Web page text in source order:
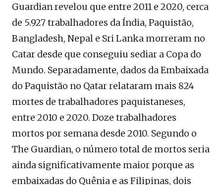
Guardian revelou que entre 2011 e 2020, cerca
de 5.927 trabalhadores da Índia, Paquistão,
Bangladesh, Nepal e Sri Lanka morreram no
Catar desde que conseguiu sediar a Copa do
Mundo. Separadamente, dados da Embaixada
do Paquistão no Qatar relataram mais 824
mortes de trabalhadores paquistaneses,
entre 2010 e 2020. Doze trabalhadores
mortos por semana desde 2010. Segundo o
The Guardian, o número total de mortos seria
ainda significativamente maior porque as
embaixadas do Quênia e as Filipinas, dois